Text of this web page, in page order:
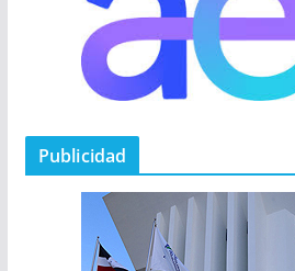
Publicidad